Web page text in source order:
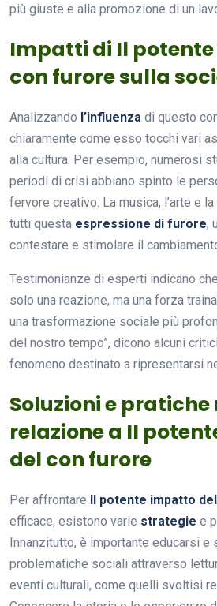
più giuste e alla promozione di un
Impatti di Il
con furore sulla
Analizzando l’influenza di questo
chiaramente come esso tocchi vari
alla cultura. Per esempio, numerosi
periodi di crisi abbiano spinto le
fervore creativo. La musica, l’arte e
tutti questa espressione di furore,
contestare e stimolare il
Testimonianze di esperti indicano
solo una reazione, ma una forza
una trasformazione sociale più
del nostro tempo”, dicono alcuni
fenomeno destinato a ripresentarsi
Soluzioni e
relazione a Il
del con furore
Per affrontare Il potente impatto
efficace, esistono varie strategie e
Innanzitutto, è importante educarsi
problematiche sociali attraverso
eventi culturali, come quelli svoltisi